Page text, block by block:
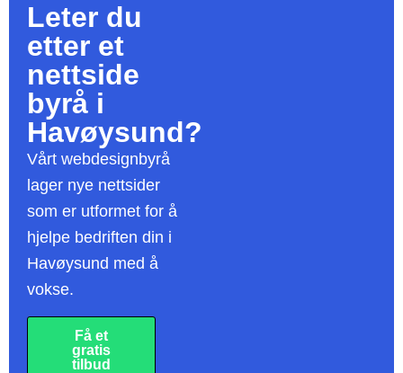
Leter du
etter et
nettside
byrå i
Havøysund?
Vårt webdesignbyrå
lager nye nettsider
som er utformet for å
hjelpe bedriften din i
Havøysund med å
vokse.
Få et
gratis
tilbud